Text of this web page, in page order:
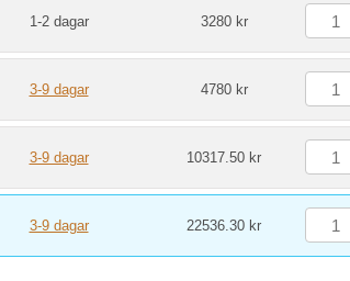
1-2 dagar 3280 kr
3-9 dagar 4780 kr
3-9 dagar 10317.50 kr
3-9 dagar 22536.30 kr